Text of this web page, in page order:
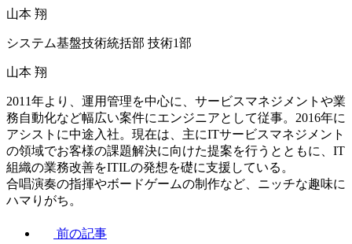
山本 翔
システム基盤技術統括部 技術1部
山本 翔
2011年より、運用管理を中心に、サービスマネジメントや業
務自動化など幅広い案件にエンジニアとして従事。2016年に
アシストに中途入社。現在は、主にITサービスマネジメント
の領域でお客様の課題解決に向けた提案を行うとともに、IT
組織の業務改善をITILの発想を礎に支援している。
合唱演奏の指揮やボードゲームの制作など、ニッチな趣味に
ハマりがち。
前の記事